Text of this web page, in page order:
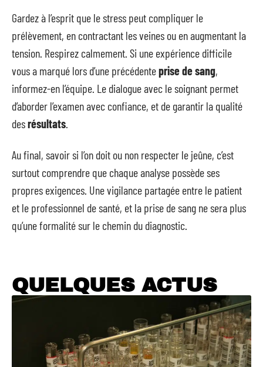
Gardez à l’esprit que le stress peut compliquer le
prélèvement, en contractant les veines ou en augmentant la
tension. Respirez calmement. Si une expérience difficile
vous a marqué lors d’une précédenteprise de sang,
informez-en l’équipe. Le dialogue avec le soignant permet
d’aborder l’examen avec confiance, et de garantir la qualité
desrésultats.
Au final, savoir si l’on doit ou non respecter le jeûne, c’est
surtout comprendre que chaque analyse possède ses
propres exigences. Une vigilance partagée entre le patient
et le professionnel de santé, et la prise de sang ne sera plus
qu’une formalité sur le chemin du diagnostic.
QUELQUES ACTUS